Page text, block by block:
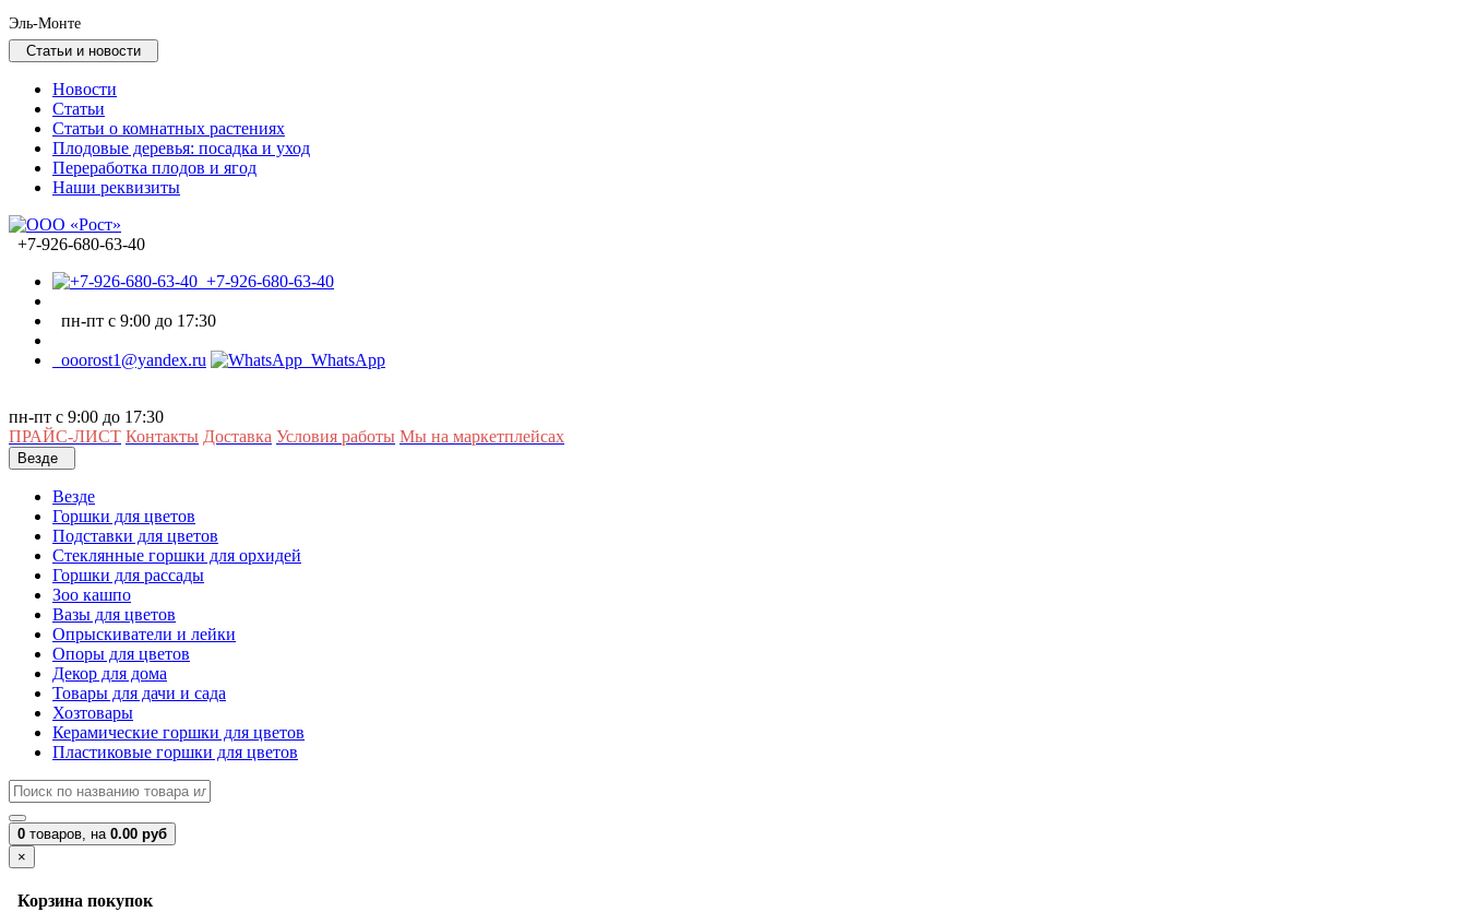
Эль-Монте
Статьи и новости
Новости
Статьи
Статьи о комнатных растениях
Плодовые деревья: посадка и уход
Переработка плодов и ягод
Наши реквизиты
+7-926-680-63-40
+7-926-680-63-40
пн-пт с 9:00 до 17:30
ooorost1@yandex.ru WhatsApp
пн-пт с 9:00 до 17:30
ПРАЙС-ЛИСТ Контакты Доставка Условия работы Мы на маркетплейсах
Везде
Везде
Горшки для цветов
Подставки для цветов
Стеклянные горшки для орхидей
Горшки для рассады
Зоо кашпо
Вазы для цветов
Опрыскиватели и лейки
Опоры для цветов
Декор для дома
Товары для дачи и сада
Хозтовары
Керамические горшки для цветов
Пластиковые горшки для цветов
0 товаров, на 0.00 руб
×
Корзина покупок